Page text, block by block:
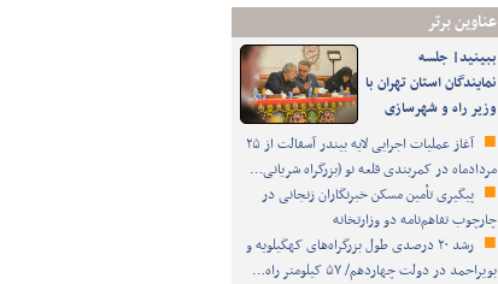
عناوین برتر
ببینید| جلسه
نمایندگان استان تهران با
وزیر راه و شهرسازی
آغاز عملیات اجرایی لایه بیندر آسفالت از ۲۵
مردادماه در کمربندی قلعه نو (بزرگراه شریانی…
پیگیری تأمین مسکن خبرنگاران زنجانی در
چارچوب تفاهم‌نامه دو وزارتخانه
رشد ۲۰ درصدی طول بزرگراه‌های کهگیلویه و
بویراحمد در دولت چهاردهم/ ۵۷ کیلومتر راه…